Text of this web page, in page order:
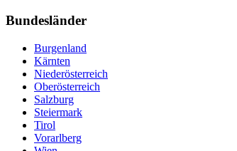
Bundesländer
Burgenland
Kärnten
Niederösterreich
Oberösterreich
Salzburg
Steiermark
Tirol
Vorarlberg